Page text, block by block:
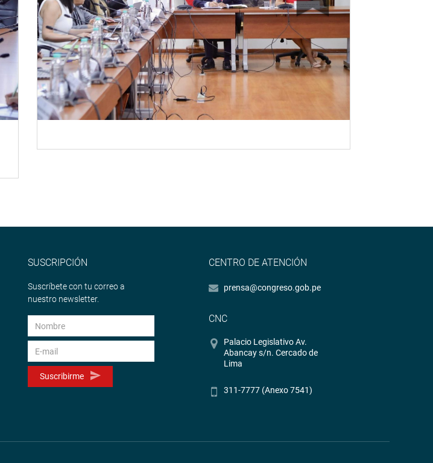
SUSCRIPCIÓN
Suscríbete con tu correo a
nuestro newsletter.
Suscribirme
CENTRO DE ATENCIÓN
prensa@congreso.gob.pe
CNC
Palacio Legislativo Av.
Abancay s/n. Cercado de
Lima
311-7777 (Anexo 7541)